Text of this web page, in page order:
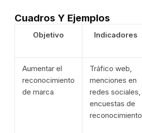
Cuadros Y Ejemplos
Objetivo Indicadores
Aumentar el
reconocimiento
de marca
Tráfico web,
menciones en
redes sociales,
encuestas de
reconocimiento